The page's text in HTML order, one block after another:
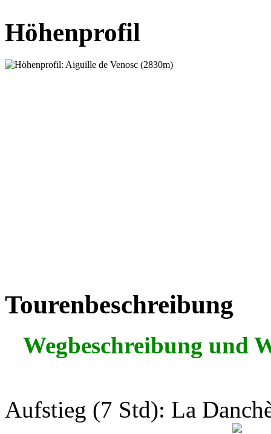
Höhenprofil
Tourenbeschreibung
Wegbeschreibung und
Aufstieg (7 Std): La